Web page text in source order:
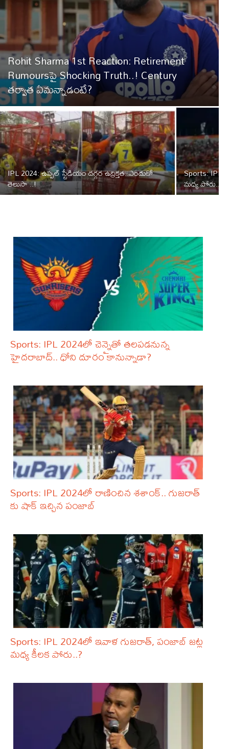
Rohit Sharma 1st Reaction: Retirement
Rumours‌పై Shocking Truth..! Century
తర్వాత ఏమన్నాడంటే?
IPL 2024: ఉప్పల్ స్టేడియం దగ్గర ఉద్రిక్తత..ఎందుకో
తెలుసా ..!
Sports:
మధ్య
Sports: IPL 2024లో చెన్నైతో తలపడనున్న
హైదరాబాద్.. ధోని దూరం కానున్నాడా?
Sports: IPL 2024లో రాణించిన శశాంక్.. గుజరాత్
కు షాక్ ఇచ్చిన పంజాబ్
Sports: IPL 2024లో ఇవాళ గుజరాత్‌, పంజాబ్‌ జట్ల
మధ్య కీలక పోరు..?